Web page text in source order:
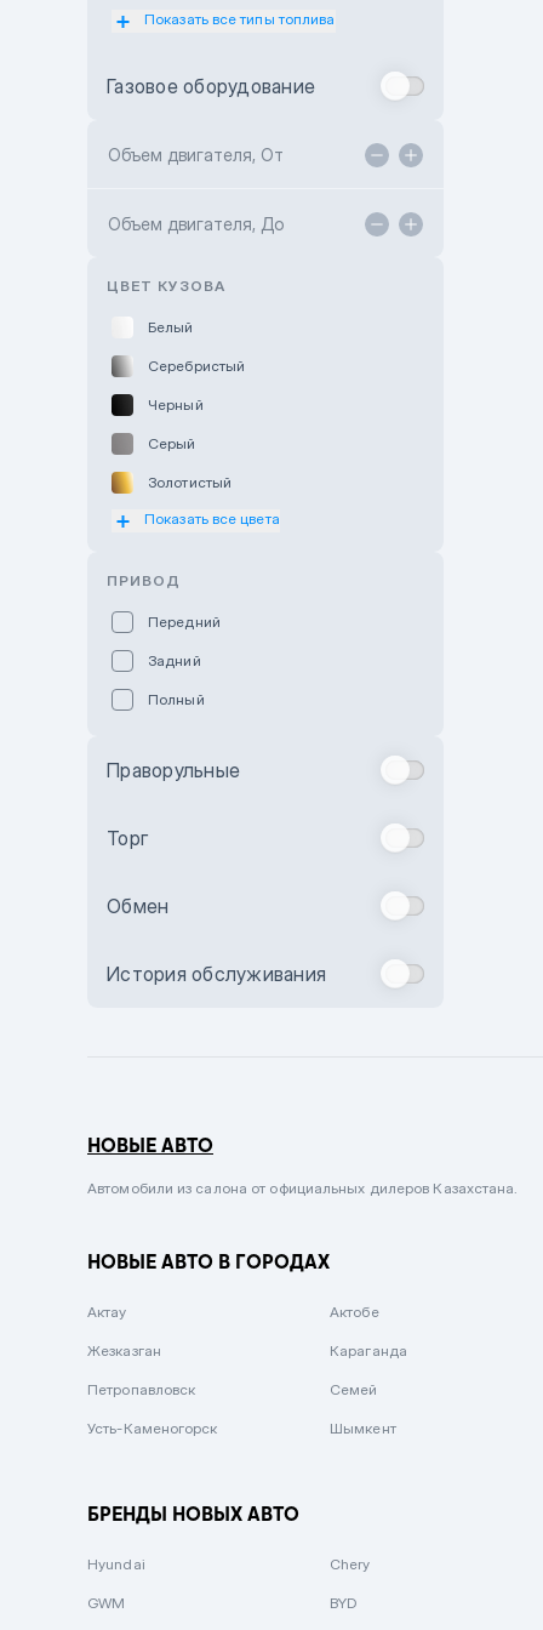
Subaru Motor Almaty
Toyota Kokshetau
Hyundai ShymCity
Показать все типы топлива
Газовое оборудование
Объем двигателя, От
Объем двигателя, До
ЦВЕТ КУЗОВА
Белый
Серебристый
Черный
Серый
Золотистый
Оранжевый
Бежевый
Комбинированный
Сиреневый металлик
Вишневый
Зеленый металлик
Показать все цвета
ПРИВОД
Передний
Задний
Полный
Праворульные
Торг
Обмен
История обслуживания
НОВЫЕ АВТО
Автомобили из салона от официальных дилеров Казахстана.
НОВЫЕ АВТО В ГОРОДАХ
Актау Актобе
Жезказган Караганда
Петропавловск Семей
Усть-Каменогорск Шымкент
БРЕНДЫ НОВЫХ АВТО
Hyundai Chery
GWM BYD